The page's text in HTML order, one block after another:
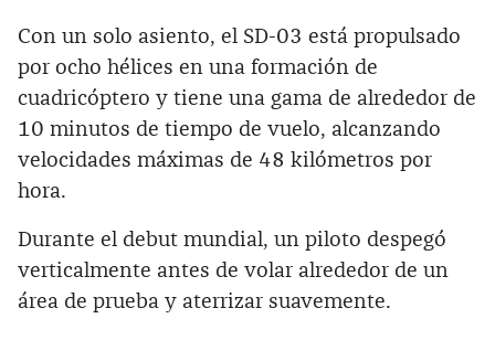
Con un solo asiento, el SD-03 está propulsado
por ocho hélices en una formación de
cuadricóptero y tiene una gama de alrededor de
10 minutos de tiempo de vuelo, alcanzando
velocidades máximas de 48 kilómetros por
hora.
Durante el debut mundial, un piloto despegó
verticalmente antes de volar alrededor de un
área de prueba y aterrizar suavemente.